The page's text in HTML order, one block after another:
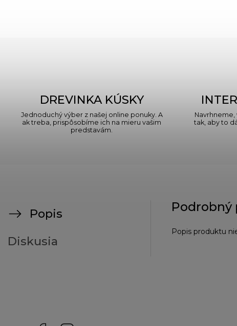
DREVINKA KÚSKY
Jednoduchý výber z našej online ponuky. A
ak treba, prispôsobíme ich na mieru vašim
predstavám.
tak, aby to
Popis
Diskusia
Podrobný
Popis produktu